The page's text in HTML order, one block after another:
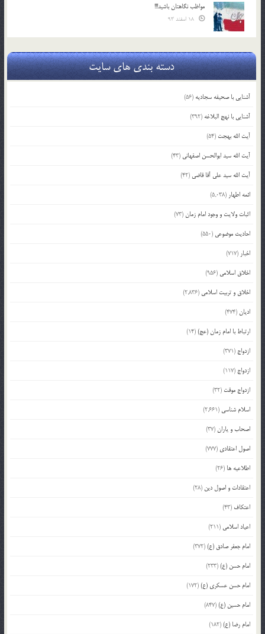
مواظب نگاهتان باشید!!!
دسته بندی های سایت
آشنایی با صحیفه سجادیه (56)
آشنایی با نهج البلاغه (392)
آیت الله بهجت (54)
آیت الله سید ابوالحسن اصفهانی (43)
آیت الله سید علی آقا قاضی (42)
ائمه اطهار (5,038)
اثبات ولایت و وجود امام زمان(73)
احادیث موضوعی (550)
اخبار (717)
اخلاق اسلامی (956)
اخلاق و تربیت اسلامی (2,836)
ادیان(474)
ارتباط با امام زمان (عج)(14)
ازدواج (371)
ازدواج (117)
ازدواج موقت (32)
اسلام شناسی (2,661)
اصحاب و یاران(37)
اصول اعتقادی (777)
اطلاعیه ها (26)
اعتقادات و اصول دین (28)
اعتکاف (43)
اعیاد اسلامی (211)
امام جعفر صادق (ع)(372)
امام حسن (ع)(233)
امام حسن عسکری (ع)(172)
امام حسین (ع)(847)
امام رضا (ع)(182)